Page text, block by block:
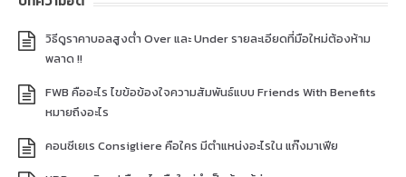
วิธีดูราคาบอลสูงต่ำ Over และ Under รายละเอียดที่มือใหม่ต้องห้าม
พลาด !!
FWB คืออะไร ไขข้อข้องใจความสัมพันธ์แบบ Friends With Benefits
หมายถึงอะไร
คอนซีเยเร Consigliere คือใคร มีตำแหน่งอะไรใน แก๊งมาเฟีย